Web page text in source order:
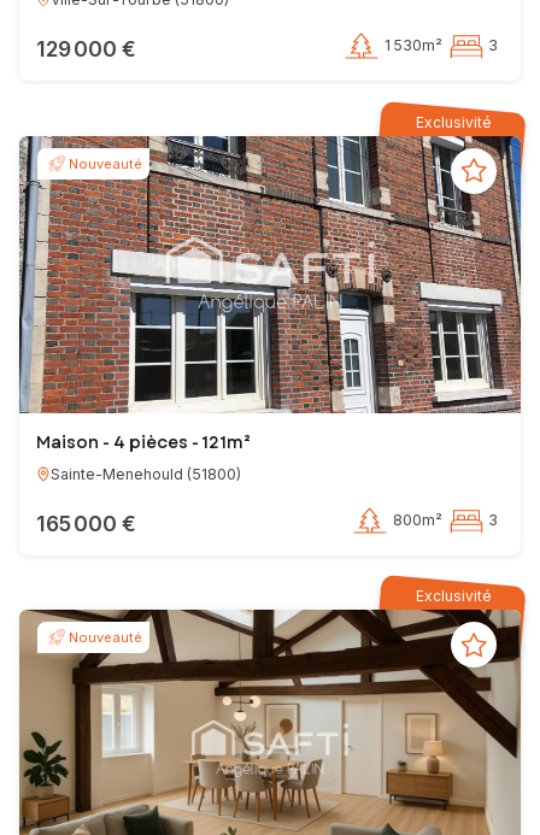
129 000 € 1 530m² 3
Exclusivité
Nouveauté
Maison - 4 pièces - 121m²
Sainte-Menehould (51800)
165 000 € 800m² 3
Exclusivité
Nouveauté